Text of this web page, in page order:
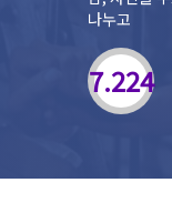
나누고
7.224